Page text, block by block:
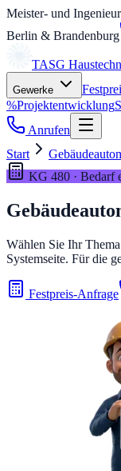
Meister- und
Berlin & Brandenburg
TASG
Gewerke
%Projektentwicklung
Anrufen
Start
KG 480 · Bedarf
Wählen Sie Ihr
Systemseite. Für die
Festpreis-Anfrage